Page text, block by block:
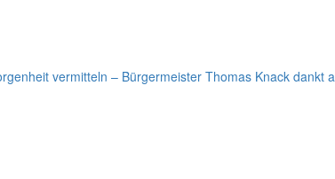
vermitteln – Bürgermeister Thomas Knack